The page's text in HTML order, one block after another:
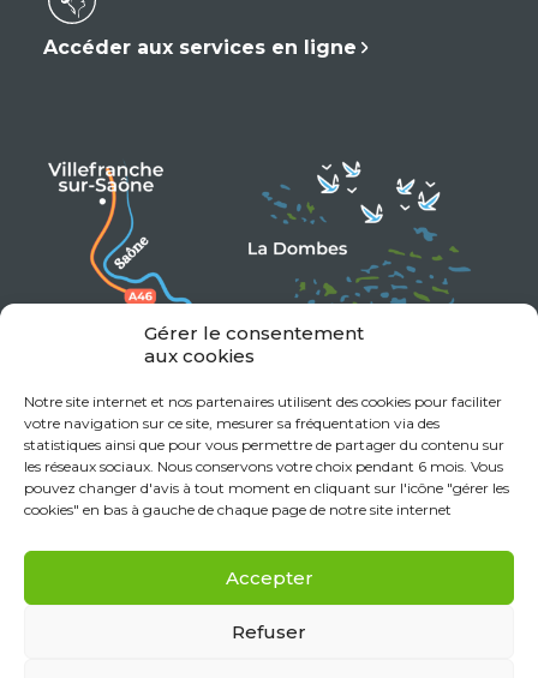
Gérer le consentement
aux cookies
Notre site internet et nos partenaires utilisent des cookies pour faciliter
votre navigation sur ce site, mesurer sa fréquentation via des
statistiques ainsi que pour vous permettre de partager du contenu sur
les réseaux sociaux. Nous conservons votre choix pendant 6 mois. Vous
pouvez changer d'avis à tout moment en cliquant sur l'icône "gérer les
cookies" en bas à gauche de chaque page de notre site internet
Accepter
Refuser
Accéder aux services en ligne